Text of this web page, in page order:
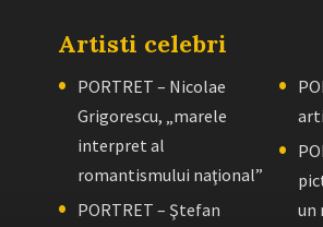
Artisti celebri
PORTRET – Nicolae
Grigorescu, „marele
interpret al
romantismului naţional”
PORTRET – Ştefan
un